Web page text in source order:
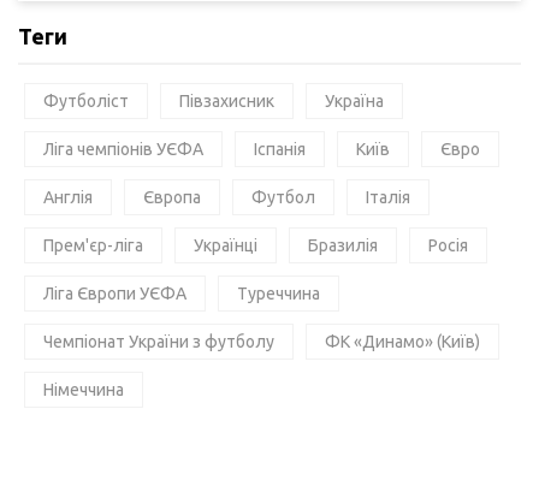
Теги
Футболіст Півзахисник Україна
Ліга чемпіонів УЄФА Іспанія Київ Євро
Англія Європа Футбол Італія
Прем'єр-ліга Українці Бразилія Росія
Ліга Європи УЄФА Туреччина
Чемпіонат України з футболу ФК «Динамо» (Київ)
Німеччина